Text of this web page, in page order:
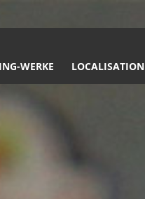
LOCALISATION
WERKE